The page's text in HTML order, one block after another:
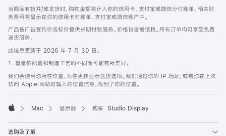
当商品有货并/或发货时，购物金额将计入你的信用卡、支付宝或微信分付账单。相关财
务费用将显示在你的信用卡对账单、支付宝或微信账户中。
产品按广告宣传价或标价提供分期付款服务。价格包含增值税。所有订单均可享受免费
送货服务。
此信息更新于 2026 年 7 月 30 日。
1. 重量依配置和制造工艺的不同而可能有所差异。
我们会使用你所在位置，为你更快显示送货选项。我们通过你的 IP 地址，或者你在上次
访问 Apple 网站时输入的位置信息，找到了你的位置。
Mac 显示器 购买 Studio Display
选购及了解